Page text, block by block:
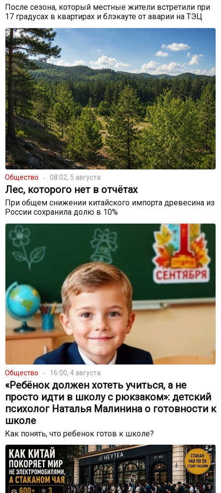
После сезона, который местные жители встретили при
17 градусах в квартирах и блэкауте от аварии на ТЭЦ
Общество 08:02, 5 августа
Лес, которого нет в отчётах
При общем снижении китайского импорта древесина из
России сохранила долю в 10%
Общество 16:00, 4 августа
«Ребёнок должен хотеть учиться, а не
просто идти в школу с рюкзаком»: детский
психолог Наталья Малинина о готовности к
школе
Как понять, что ребенок готов к школе?